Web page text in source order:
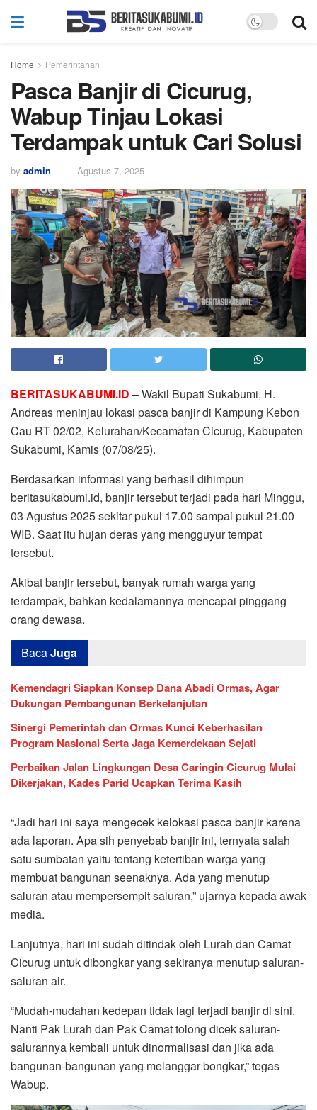
Home Pemerintahan
Pasca Banjir di Cicurug,
Wabup Tinjau Lokasi
Terdampak untuk Cari Solusi
by admin Agustus 7, 2025
BERITASUKABUMI.ID – Wakil Bupati Sukabumi, H.
Andreas meninjau lokasi pasca banjir di Kampung Kebon
Cau RT 02/02, Kelurahan/Kecamatan Cicurug, Kabupaten
Sukabumi, Kamis (07/08/25).
Berdasarkan informasi yang berhasil dihimpun
beritasukabumi.id, banjir tersebut terjadi pada hari Minggu,
03 Agustus 2025 sekitar pukul 17.00 sampai pukul 21.00
WIB. Saat itu hujan deras yang mengguyur tempat
tersebut.
Akibat banjir tersebut, banyak rumah warga yang
terdampak, bahkan kedalamannya mencapai pinggang
orang dewasa.
BacaJuga
Kemendagri Siapkan Konsep Dana Abadi Ormas, Agar
Dukungan Pembangunan Berkelanjutan
Sinergi Pemerintah dan Ormas Kunci Keberhasilan
Program Nasional Serta Jaga Kemerdekaan Sejati
Perbaikan Jalan Lingkungan Desa Caringin Cicurug Mulai
Dikerjakan, Kades Parid Ucapkan Terima Kasih
“Jadi hari ini saya mengecek kelokasi pasca banjir karena
ada laporan. Apa sih penyebab banjir ini, ternyata salah
satu sumbatan yaitu tentang ketertiban warga yang
membuat bangunan seenaknya. Ada yang menutup
saluran atau mempersempit saluran,” ujarnya kepada awak
media.
Lanjutnya, hari ini sudah ditindak oleh Lurah dan Camat
Cicurug untuk dibongkar yang sekiranya menutup saluran-
saluran air.
“Mudah-mudahan kedepan tidak lagi terjadi banjir di sini.
Nanti Pak Lurah dan Pak Camat tolong dicek saluran-
salurannya kembali untuk dinormalisasi dan jika ada
bangunan-bangunan yang melanggar bongkar,” tegas
Wabup.